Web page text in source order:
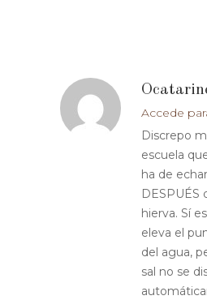
Accede
Discrepo
escuela
ha de
DESPUÉS
hierva. Sí
eleva el
del agua,
sal no se